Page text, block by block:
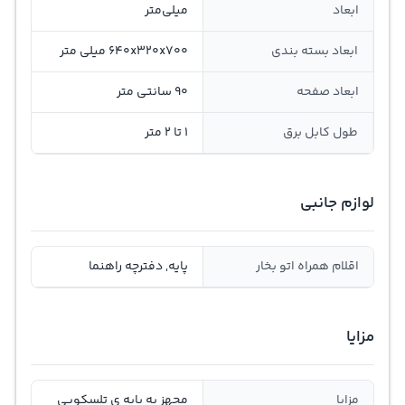
ابعاد میلی‌متر
ابعاد بسته بندی 640x320x700 میلی متر
ابعاد صفحه 90 سانتی متر
طول کابل برق ۱ تا ۲ متر
لوازم جانبی
اقلام همراه اتو بخار پایه, دفترچه راهنما
مزایا
مزایا مجهز به پایه ی تلسکوپی